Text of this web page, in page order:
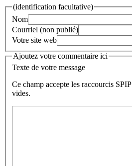
(identification facultative)
Nom
Courriel (non publié)
Votre site web
Ajoutez votre commentaire ici
Texte de votre message
Ce champ accepte les raccourcis SPIP
vides.